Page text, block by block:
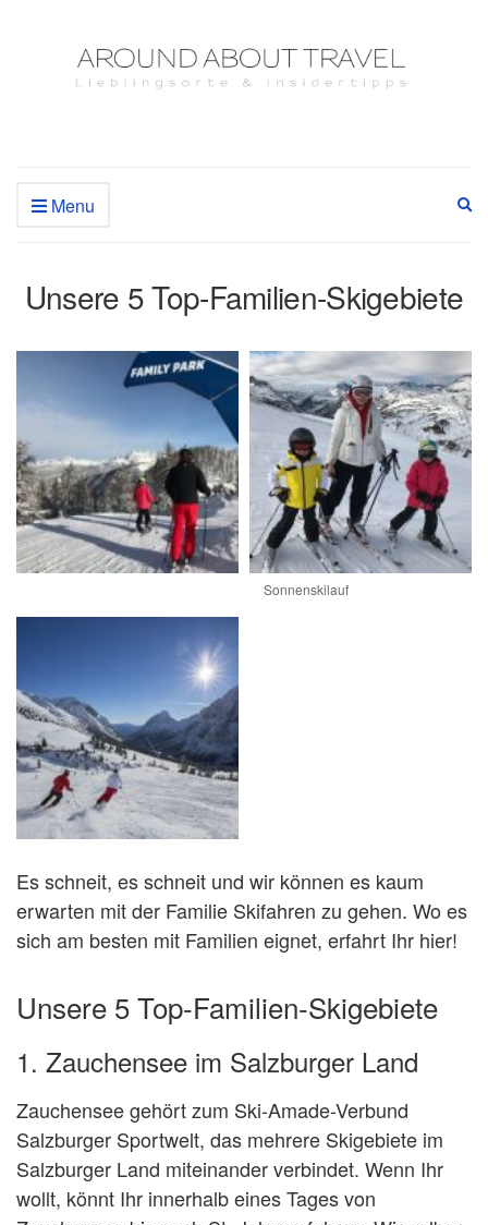
Menu
Unsere 5 Top-Familien-Skigebiete
Sonnenskilauf
Es schneit, es schneit und wir können es kaum
erwarten mit der Familie Skifahren zu gehen. Wo es
sich am besten mit Familien eignet, erfahrt Ihr hier!
Unsere 5 Top-Familien-Skigebiete
1. Zauchensee im Salzburger Land
Zauchensee gehört zum Ski-Amade-Verbund
Salzburger Sportwelt, das mehrere Skigebiete im
Salzburger Land miteinander verbindet. Wenn Ihr
wollt, könnt Ihr innerhalb eines Tages von